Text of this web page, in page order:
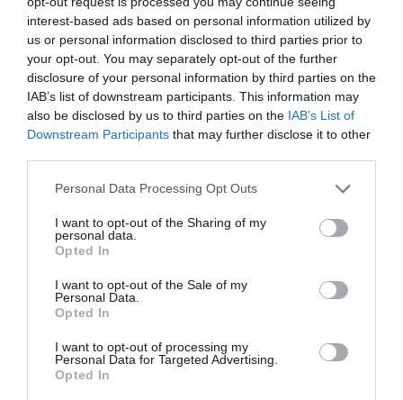
interest-based ads based on personal information utilized by
us or personal information disclosed to third parties prior to
your opt-out. You may separately opt-out of the further
disclosure of your personal information by third parties on the
IAB’s list of downstream participants. This information may
also be disclosed by us to third parties on the IAB’s List of
Downstream Participants that may further disclose it to other
Personal Data Processing Opt Outs
I want to opt-out of the Sharing of my
personal data.
Opted In
I want to opt-out of the Sale of my
Personal Data.
Opted In
I want to opt-out of processing my
Personal Data for Targeted Advertising.
Opted In